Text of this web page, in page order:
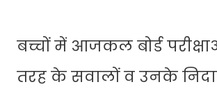
बच्चों में आजकल बोर्ड
तरह के सवालों व उनके